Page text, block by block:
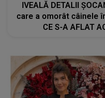
IVEALĂ DETALII
care a omorât câinele
CE S-A AFLAT